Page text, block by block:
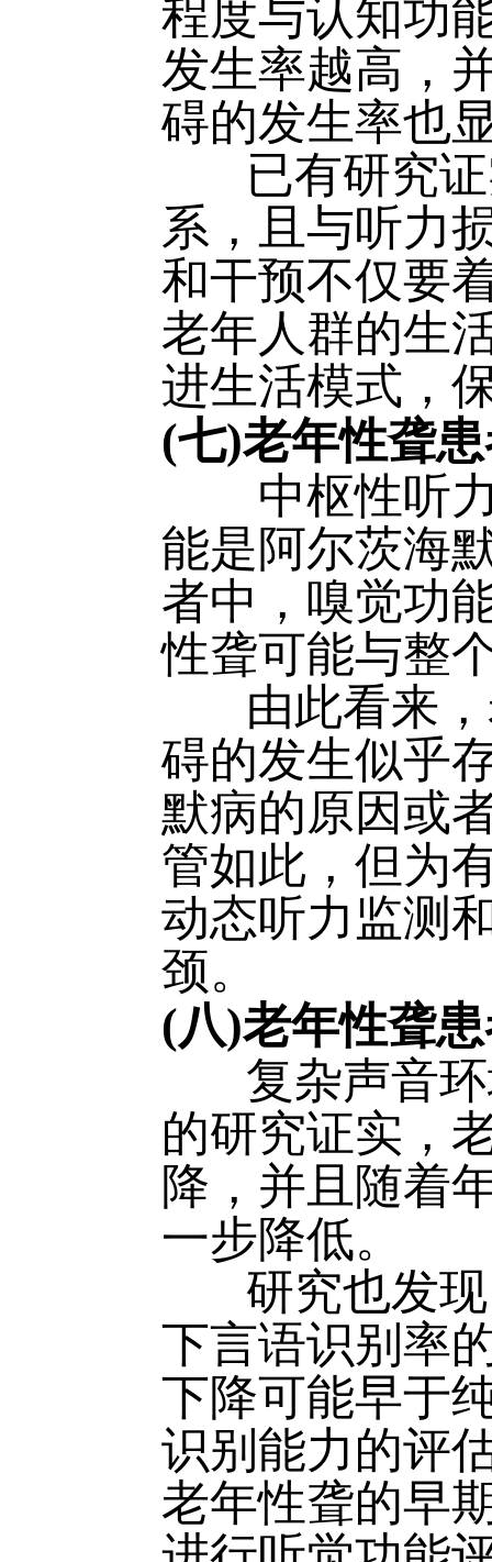
程度与认知功
发生率越高，
碍的发生率也
已有研究证
系，且与听力
和干预不仅要
老年人群的生
进生活模式，
(七)老年性聋
中枢性听力
能是阿尔茨海
者中，嗅觉功
性聋可能与整
由此看来，
碍的发生似乎
默病的原因或
管如此，但为
动态听力监测
颈。
(八)老年性聋
复杂声音环
的研究证实，
降，并且随着
一步降低。
研究也发现
下言语识别率
下降可能早于
识别能力的评
老年性聋的早